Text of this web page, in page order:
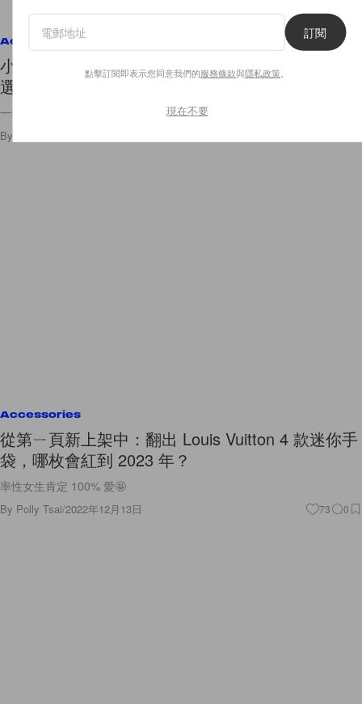
Accessories
小資女生入門款：Coach 經典不過時的百搭手袋 6
選，年末給自己一份禮物！
一年四季都能穿搭的萬用款！
By
Accessories
從第ㄧ頁新上架中：翻出 Louis Vuitton 4 款迷你手
袋，哪枚會紅到 2023 年？
率性女生肯定 100% 愛🤩
By Polly Tsai/2022年12月13日 73 0
訂閱
點擊訂閱即表示您同意我們的服務條款與隱私政策
現在不要